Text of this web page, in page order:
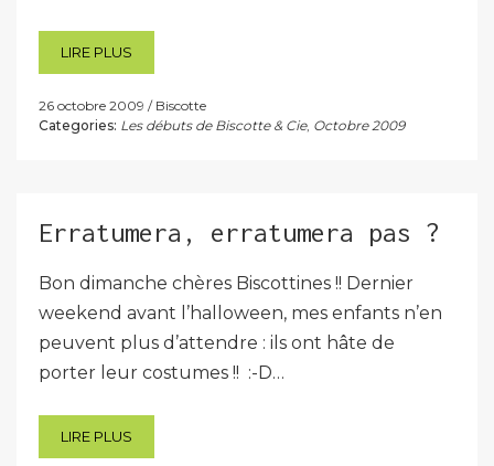
LIRE PLUS
26 octobre 2009
Biscotte
Categories: Les débuts de Biscotte & Cie, Octobre 2009
Erratumera, erratumera pas ?
Bon dimanche chères Biscottines !! Dernier
weekend avant l’halloween, mes enfants n’en
peuvent plus d’attendre : ils ont hâte de
porter leur costumes !! :-D…
LIRE PLUS